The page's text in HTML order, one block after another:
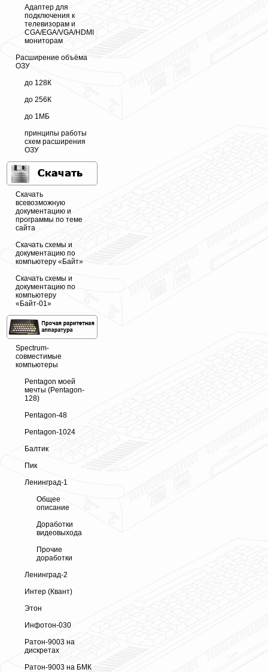
Адаптер для
подключения к
телевизорам и
CGA/EGA/VGA/HDMI
мониторам
Расширение объёма
ОЗУ
до 128К
до 256К
до 1МБ
принципы работы
схем расширения
ОЗУ
Скачать
всевозможную
документацию и
программы по теме
сайта
Скачать схемы и
документацию по
компьютеру «Байт»
Скачать схемы и
документацию по
компьютеру
«Байт-01»
Spectrum-
совместимые
компьютеры
Pentagon моей
мечты (Pentagon-
128)
Pentagon-48
Pentagon-1024
Балтик
Пик
Ленинград-1
Общее
описание
Доработки
видеовыхода
Прочие
доработки
Ленинград-2
Интер (Квант)
Этон
Инфотон-030
Ратон-9003 на
дискретах
Ратон-9003 на БМК